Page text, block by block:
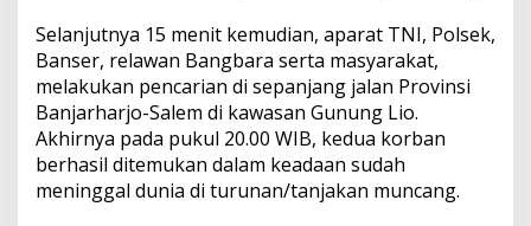
Selanjutnya 15 menit kemudian, aparat TNI, Polsek,
Banser, relawan Bangbara serta masyarakat,
melakukan pencarian di sepanjang jalan Provinsi
Banjarharjo-Salem di kawasan Gunung Lio.
Akhirnya pada pukul 20.00 WIB, kedua korban
berhasil ditemukan dalam keadaan sudah
meninggal dunia di turunan/tanjakan muncang.